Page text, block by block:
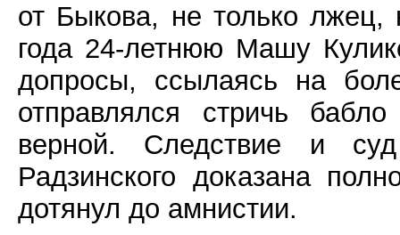
от Быкова, не только
года 24-летнюю Машу
допросы, ссылаясь на
отправлялся стричь
верной. Следствие и
Радзинского доказана
дотянул до амнистии.